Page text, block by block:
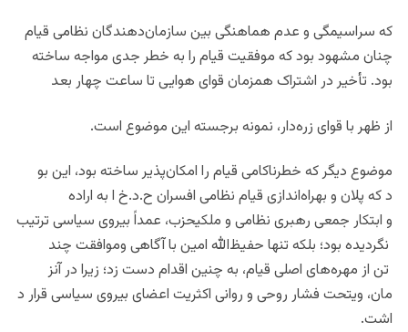
که سر‌اسیمگی و عدم هماهنگی بین سازمان‌دهندگان نظامی قیام
چنان مشهود بود که موفقیت قیام را به خطر جدی مواجه ساخته
بود. تأخیر در اشتراک همزمان قوای هوایی تا ساعت چهار بعد
از ظهر با قوای زره‌دار، نمونه برجسته این موضوع است.
موضوع دیگر که خطرناکامی قیام را امکان‌پذیر ساخته بود، این بو
د که پلان و بهراه‌اندازی قیام نظامی افسران ح.د.خ ا به اراده
و ابتکار جمعی رهبری نظامی و ملکیحزب، عمداً بیروی سیاسی ترتیب
نگردیده بود؛ بلکه تنها حفیظ‌الله امین با آگاهی وموافقت چند
تن از مهره‌های اصلی قیام، به چنین اقدام دست زد؛ زیرا در آنز
مان، ویتحت فشار روحی و روانی اکثریت اعضای بیروی سیاسی قرار د
اشت.